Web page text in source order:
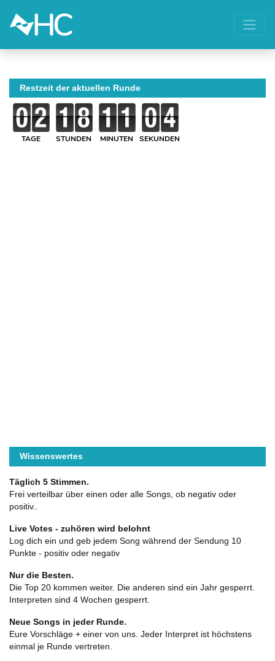
Restzeit der aktuellen Runde
TAGE STUNDEN MINUTEN SEKUNDEN
Wissenswertes
Täglich 5 Stimmen.
Frei verteilbar über einen oder alle Songs, ob negativ oder
positiv..
Live Votes - zuhören wird belohnt
Log dich ein und geb jedem Song während der Sendung 10
Punkte - positiv oder negativ
Nur die Besten.
Die Top 20 kommen weiter. Die anderen sind ein Jahr gesperrt.
Interpreten sind 4 Wochen gesperrt.
Neue Songs in jeder Runde.
Eure Vorschläge + einer von uns. Jeder Interpret ist höchstens
einmal je Runde vertreten.